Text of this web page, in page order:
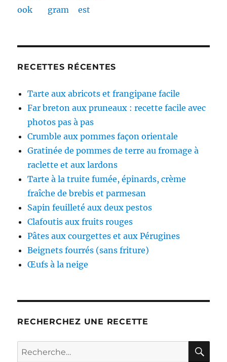
RECETTES RÉCENTES
Tarte aux abricots et frangipane facile
Far breton aux pruneaux : recette facile avec
photos pas à pas
Crumble aux pommes façon orientale
Gratinée de pommes de terre au fromage à
raclette et aux lardons
Tarte à la truite fumée, épinards, crème
fraîche de brebis et parmesan
Sapin feuilleté aux deux pestos
Clafoutis aux fruits rouges
Pâtes aux courgettes et aux Pérugines
Beignets fourrés (sans friture)
Œufs à la neige
RECHERCHEZ UNE RECETTE
Recherche